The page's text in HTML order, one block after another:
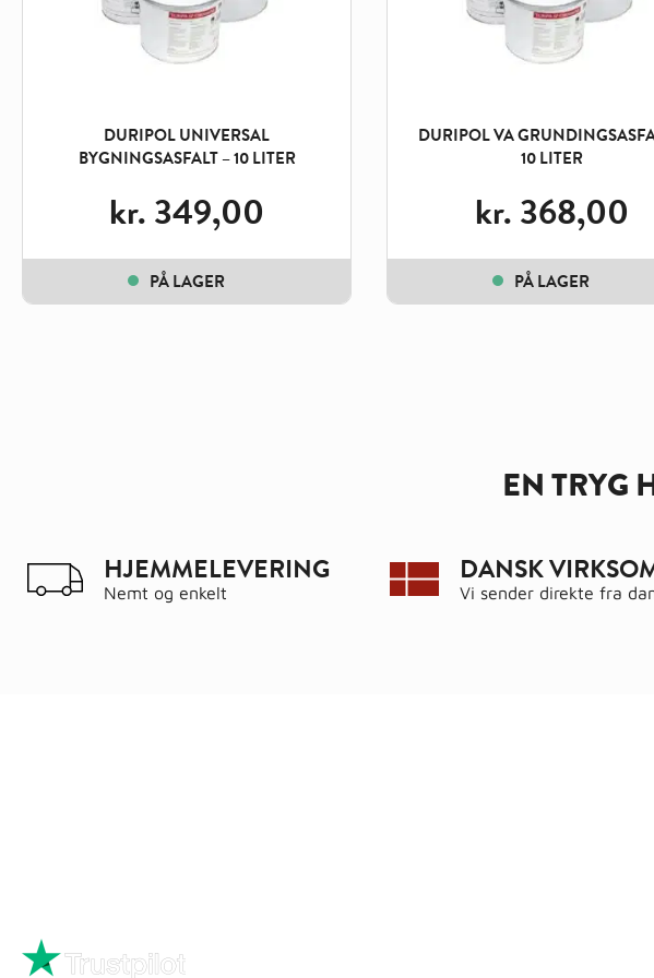
DURIPOL UNIVERSAL
BYGNINGSASFALT – 10 LITER
kr.349,00
PÅ LAGER
DURIPOL VA
10 LITER
kr.368,00
PÅ LAGER
EN TRYG
HJEMMELEVERING
Nemt og enkelt
DANSK
Vi sender direkte fra